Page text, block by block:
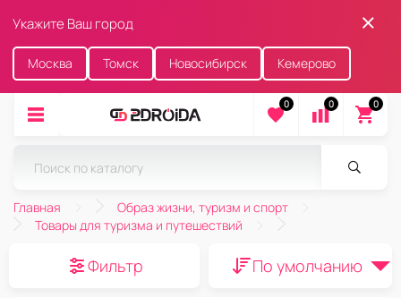
Укажите Ваш город
Москва Томск Новосибирск Кемерово
0 0 0
Главная
Образ жизни, туризм и спорт
Товары для туризма и путешествий
Фильтр По умолчанию